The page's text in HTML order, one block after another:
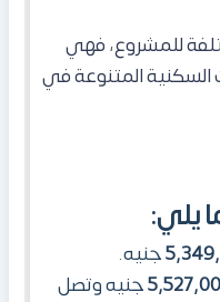
للمشروع، فهي
المتنوعة في
يلي:
جنيه.
جنيه وتصل